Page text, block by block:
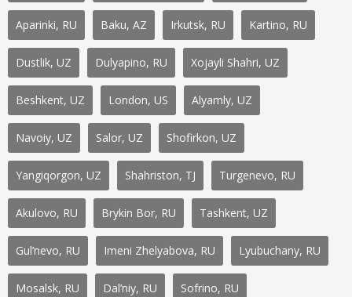
Aparinki, RU Baku, AZ Irkutsk, RU Kartino, RU
Dustlik, UZ Dulyapino, RU Xojayli Shahri, UZ
Beshkent, UZ London, US Alyamly, UZ
Navoiy, UZ Salor, UZ Shofirkon, UZ
Yangiqorgon, UZ Shahriston, TJ Turgenevo, RU
Akulovo, RU Brykin Bor, RU Tashkent, UZ
Gul’nevo, RU Imeni Zhelyabova, RU Lyubuchany, RU
Mosalsk, RU Dal’niy, RU Sofrino, RU